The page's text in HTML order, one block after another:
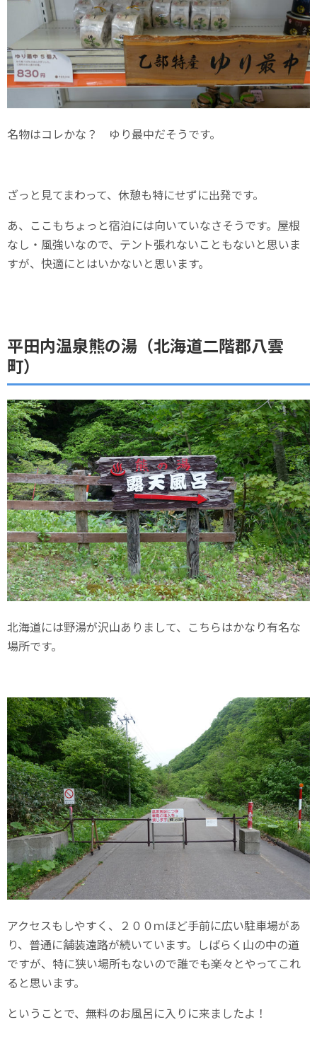
名物はコレかな？ ゆり最中だそうです。
ざっと見てまわって、休憩も特にせずに出発です。
あ、ここもちょっと宿泊には向いていなさそうです。屋根
なし・風強いなので、テント張れないこともないと思いま
すが、快適にとはいかないと思います。
平田内温泉熊の湯（北海道二階郡八雲
町）
北海道には野湯が沢山ありまして、こちらはかなり有名な
場所です。
アクセスもしやすく、２００ｍほど手前に広い駐車場があ
り、普通に舗装遠路が続いています。しばらく山の中の道
ですが、特に狭い場所もないので誰でも楽々とやってこれ
ると思います。
ということで、無料のお風呂に入りに来ましたよ！